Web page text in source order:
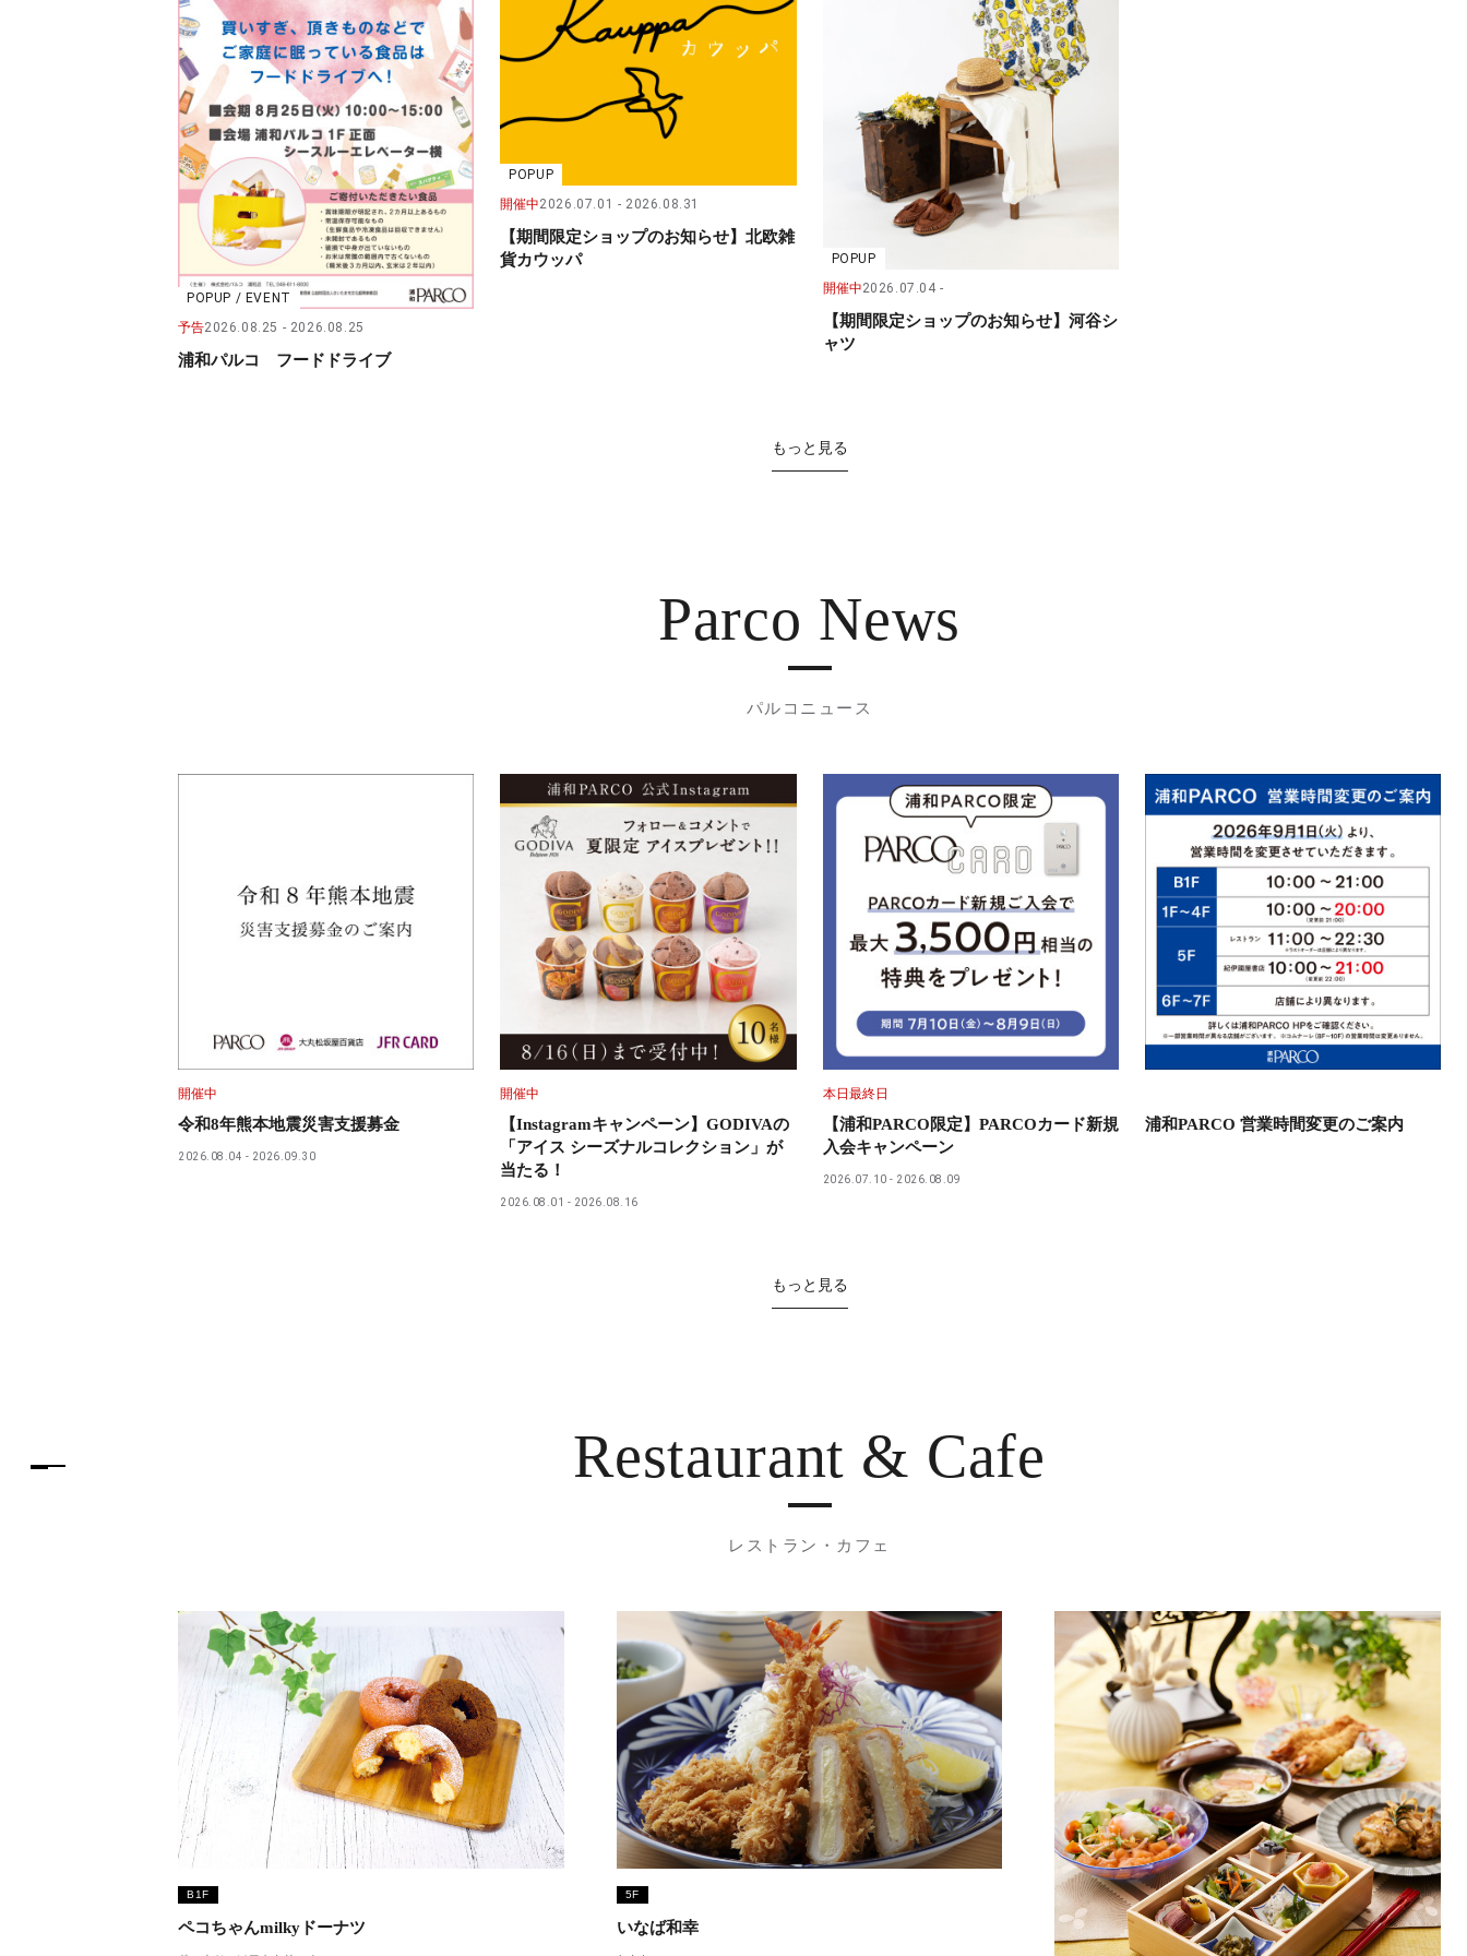
POPUP / EVENT
予告2026.08.25 2026.08.25
浦和パルコ フードドライブ
POPUP
開催中2026.07.01 2026.08.31
【期間限定ショップのお知らせ】北欧雑
貨カウッパ
POPUP
開催中2026.07.04
【期間限定ショップのお知らせ】河谷シ
ャツ
もっと見る
Parco News
パルコニュース
開催中
令和8年熊本地震災害支援募金
2026.08.04 2026.09.30
開催中
【Instagramキャンペーン】GODIVAの
「アイス シーズナルコレクション」が
当たる！
2026.08.01 2026.08.16
本日最終日
【浦和PARCO限定】PARCOカード新規
入会キャンペーン
2026.07.10 2026.08.09
浦和PARCO 営業時間変更のご案内
もっと見る
Restaurant & Cafe
レストラン・カフェ
B1F
ペコちゃんmilkyドーナツ
5F
いなば和幸